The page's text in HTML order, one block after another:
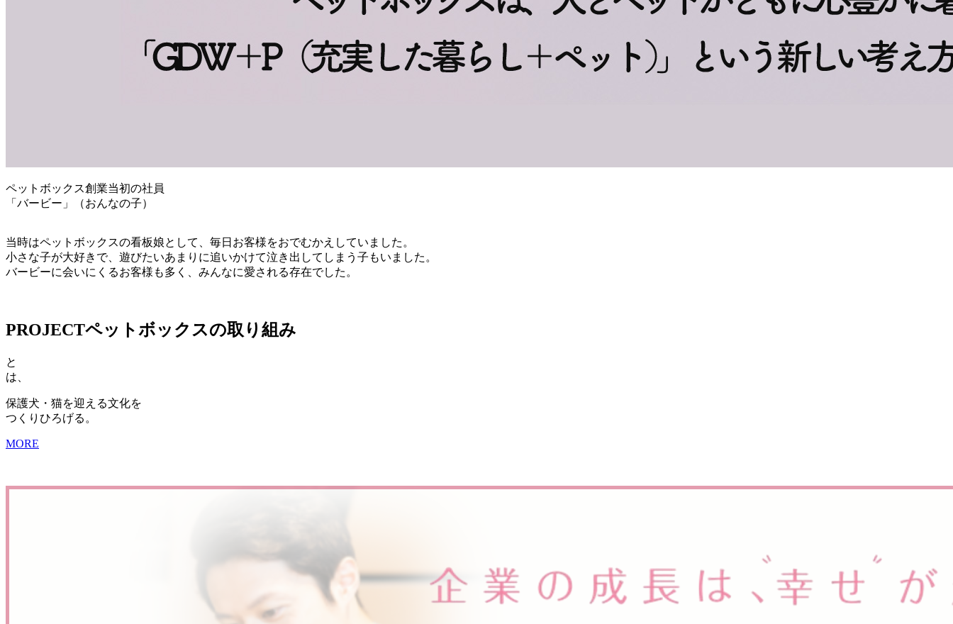
ペットボックス創業当初の社員
「バービー」（おんなの子）
当時はペットボックスの看板娘として、毎日お客様をおでむかえしていました。
小さな子が大好きで、遊びたいあまりに追いかけて泣き出してしまう子もいました。
バービーに会いにくるお客様も多く、みんなに愛される存在でした。
PROJECTペットボックスの取り組み
と
は、
保護犬・猫を迎える文化を
つくりひろげる。
MORE